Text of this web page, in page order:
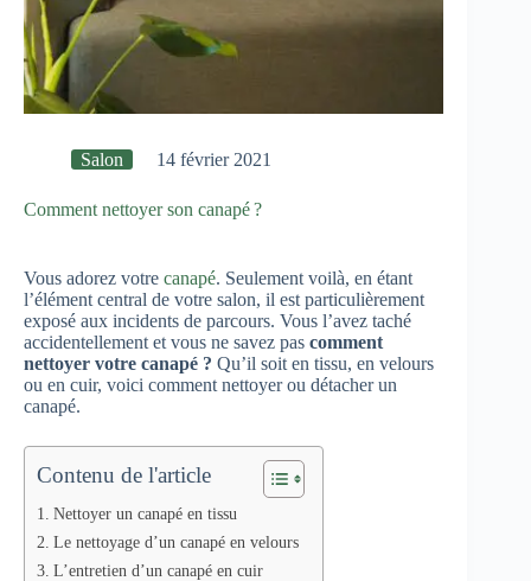
Salon 14 février 2021
Comment nettoyer son canapé ?
Vous adorez votre canapé. Seulement voilà, en étant
l’élément central de votre salon, il est particulièrement
exposé aux incidents de parcours. Vous l’avez taché
accidentellement et vous ne savez pas comment
nettoyer votre canapé ? Qu’il soit en tissu, en velours
ou en cuir, voici comment nettoyer ou détacher un
canapé.
Contenu de l'article
Nettoyer un canapé en tissu
Le nettoyage d’un canapé en velours
L’entretien d’un canapé en cuir